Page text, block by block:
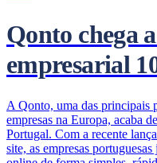
Qonto chega
empresarial
A Qonto, uma das principais
empresas na Europa, acaba
Portugal. Com a recente
site, as empresas